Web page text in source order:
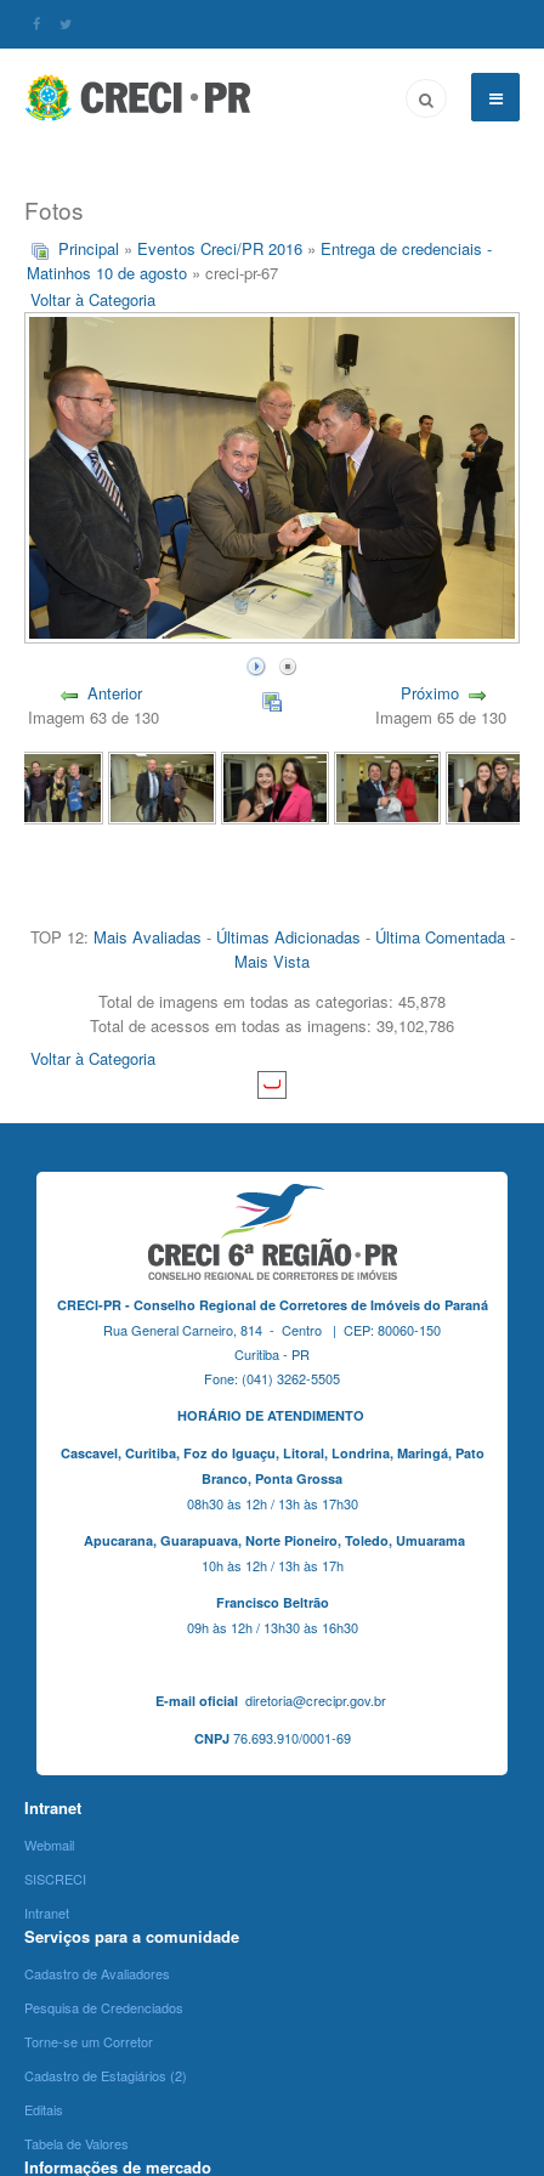
Fotos
Principal » Eventos Creci/PR 2016 » Entrega de credenciais -
Matinhos 10 de agosto » creci-pr-67
Voltar à Categoria
Anterior
Imagem 63 de 130
Próximo
Imagem 65 de 130
TOP 12: Mais Avaliadas - Últimas Adicionadas - Última Comentada-
Mais Vista
Total de imagens em todas as categorias: 45,878
Total de acessos em todas as imagens: 39,102,786
Voltar à Categoria
CRECI-PR - Conselho Regional de Corretores de Imóveis do Paraná
Rua General Carneiro, 814 - Centro | CEP: 80060-150
Curitiba - PR
Fone: (041) 3262-5505
HORÁRIO DE ATENDIMENTO
Cascavel, Curitiba,Foz do Iguaçu, Litoral, Londrina, Maringá, Pato
Branco, Ponta Grossa
08h30 às 12h / 13h às 17h30
Apucarana, Guarapuava, Norte Pioneiro, Toledo, Umuarama
10h às 12h / 13h às 17h
Francisco Beltrão
09h às 12h / 13h30 às 16h30
E-mail oficialdiretoria@crecipr.gov.br
CNPJ76.693.910/0001-69
Intranet
Webmail
SISCRECI
Intranet
Serviços para a comunidade
Cadastro de Avaliadores
Pesquisa de Credenciados
Torne-se um Corretor
Cadastro de Estagiários (2)
Editais
Tabela de Valores
Informações de mercado